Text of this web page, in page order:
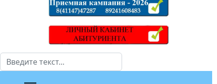
Поиск